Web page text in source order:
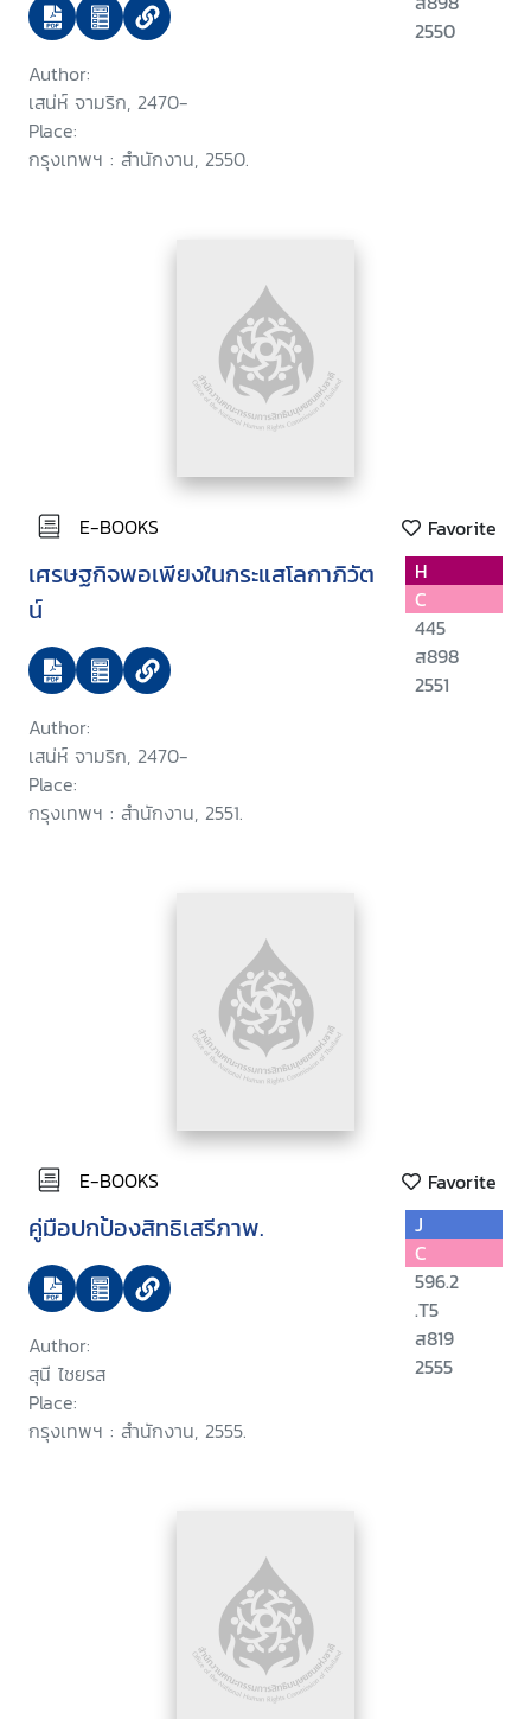
Author:
เสน่ห์ จามริก, 2470-
Place:
กรุงเทพฯ : สำนักงาน, 2550.
2550
E-BOOKS Favorite
เศรษฐกิจพอเพียงในกระแสโลกาภิวัต
น์
Author:
เสน่ห์ จามริก, 2470-
Place:
กรุงเทพฯ : สำนักงาน, 2551.
H
C
445
ส898
2551
E-BOOKS Favorite
คู่มือปกป้องสิทธิเสรีภาพ.
Author:
สุนี ไชยรส
Place:
กรุงเทพฯ : สำนักงาน, 2555.
J
C
596.2
.T5
ส819
2555